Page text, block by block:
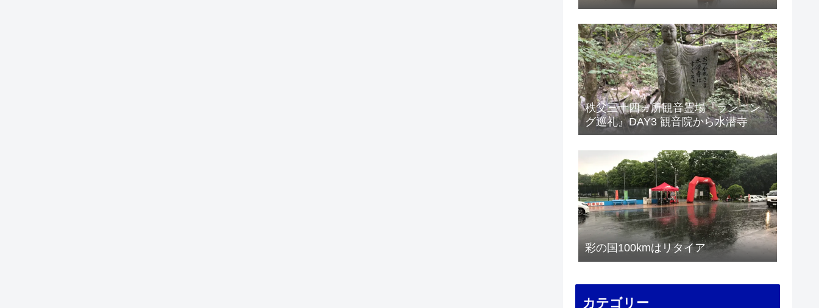
秩父三十四ヵ所観音霊場『ランニン
グ巡礼』DAY3 観音院から水潜寺
彩の国100kmはリタイア
カテゴリー